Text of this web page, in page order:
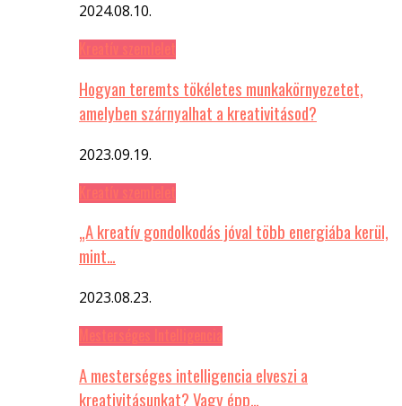
2024.08.10.
Hogyan teremts tökéletes munkakörnyezetet,
amelyben szárnyalhat a kreativitásod?
2023.09.19.
„A kreatív gondolkodás jóval több energiába kerül,
mint…
2023.08.23.
A mesterséges intelligencia elveszi a
kreativitásunkat? Vagy épp…